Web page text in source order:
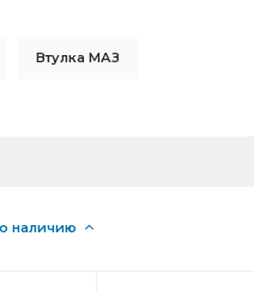
Втулка МАЗ
наличию